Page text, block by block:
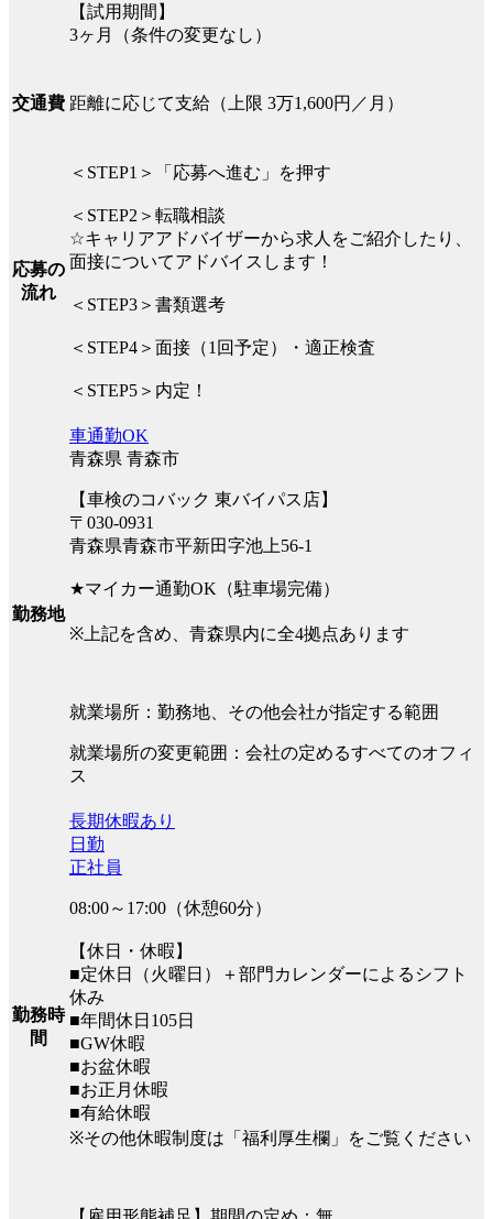
【試用期間】
3ヶ月（条件の変更なし）
交通費 距離に応じて支給（上限 3万1,600円／月）
応募の
流れ
＜STEP1＞「応募へ進む」を押す
＜STEP2＞転職相談
☆キャリアアドバイザーから求人をご紹介したり、
面接についてアドバイスします！
＜STEP3＞書類選考
＜STEP4＞面接（1回予定）・適正検査
＜STEP5＞内定！
勤務地
車通勤OK
青森県 青森市
【車検のコバック 東バイパス店】
〒030-0931
青森県青森市平新田字池上56-1
★マイカー通勤OK（駐車場完備）
※上記を含め、青森県内に全4拠点あります
就業場所：勤務地、その他会社が指定する範囲
就業場所の変更範囲：会社の定めるすべてのオフィ
ス
勤務時
間
長期休暇あり
日勤
正社員
08:00～17:00（休憩60分）
【休日・休暇】
■定休日（火曜日）＋部門カレンダーによるシフト
休み
■年間休日105日
■GW休暇
■お盆休暇
■お正月休暇
■有給休暇
※その他休暇制度は「福利厚生欄」をご覧ください